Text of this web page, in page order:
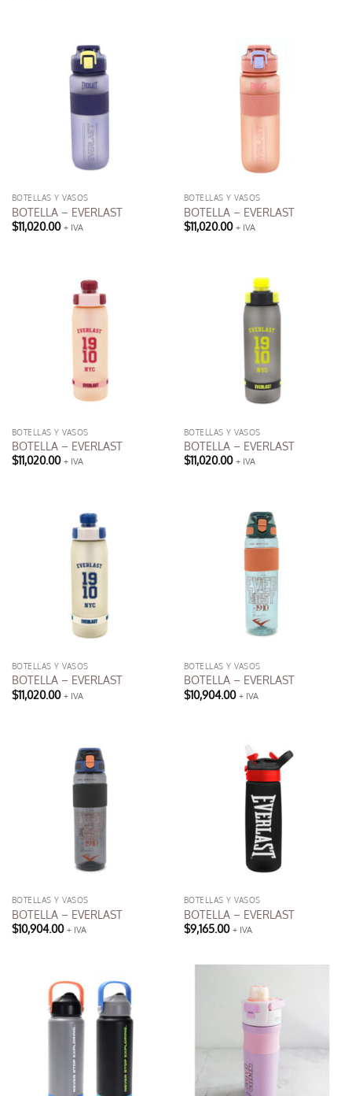
BOTELLAS Y VASOS
BOTELLA – EVERLAST
$11,020.00 + IVA
BOTELLAS Y VASOS
BOTELLA – EVERLAST
$11,020.00 + IVA
BOTELLAS Y VASOS
BOTELLA – EVERLAST
$11,020.00 + IVA
BOTELLAS Y VASOS
BOTELLA – EVERLAST
$11,020.00 + IVA
BOTELLAS Y VASOS
BOTELLA – EVERLAST
$11,020.00 + IVA
BOTELLAS Y VASOS
BOTELLA – EVERLAST
$10,904.00 + IVA
BOTELLAS Y VASOS
BOTELLA – EVERLAST
$10,904.00 + IVA
BOTELLAS Y VASOS
BOTELLA – EVERLAST
$9,165.00 + IVA